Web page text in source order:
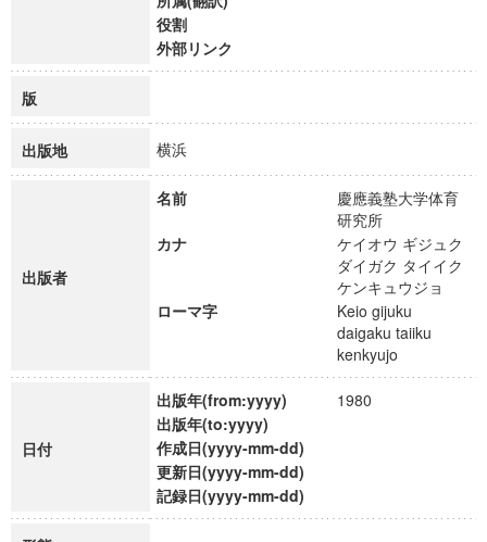
役割
外部リンク
版
出版地 横浜
出版者
名前
慶應義塾大学体育
研究所
カナ
ケイオウ ギジュク
ダイガク タイイク
ケンキュウジョ
ローマ字
Keio gijuku
daigaku taiiku
kenkyujo
日付
出版年(from:yyyy)
1980
出版年(to:yyyy)
作成日(yyyy-mm-dd)
更新日(yyyy-mm-dd)
記録日(yyyy-mm-dd)